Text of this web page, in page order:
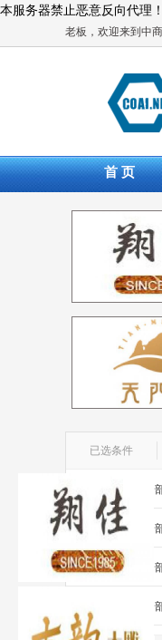
本服务器禁止恶意反向代理！
老板，欢迎来到中
首 页
已选条件
一级分类： 全
安
二级分类： 全
三级分类： 全
聚
全